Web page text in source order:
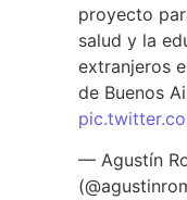
proyecto
salud y la
extranjeros
de Buenos
— Agustín